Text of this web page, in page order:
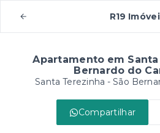
R19
Apartamento em
Bernardo do
Santa Terezinha - São
Compartilhar